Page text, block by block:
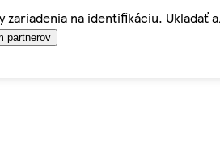
na identifikáciu.
partnerov